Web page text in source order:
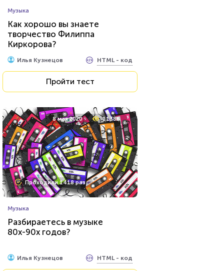
Музыка
Как хорошо вы знаете
творчество Филиппа
Киркорова?
Илья Кузнецов HTML - код
Пройти тест
8 мая 2020 11386
Проходили 1418 раз
Музыка
Разбираетесь в музыке
80х-90х годов?
Илья Кузнецов HTML - код